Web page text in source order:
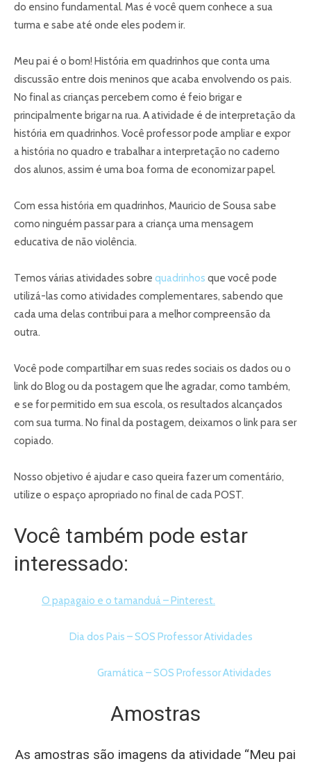
do ensino fundamental. Mas é você quem conhece a sua
turma e sabe até onde eles podem ir.
Meu pai é o bom! História em quadrinhos que conta uma
discussão entre dois meninos que acaba envolvendo os pais.
No final as crianças percebem como é feio brigar e
principalmente brigar na rua. A atividade é de interpretação da
história em quadrinhos. Você professor pode ampliar e expor
a história no quadro e trabalhar a interpretação no caderno
dos alunos, assim é uma boa forma de economizar papel.
Com essa história em quadrinhos, Mauricio de Sousa sabe
como ninguém passar para a criança uma mensagem
educativa de não violência.
Temos várias atividades sobre quadrinhos que você pode
utilizá-las como atividades complementares, sabendo que
cada uma delas contribui para a melhor compreensão da
outra.
Você pode compartilhar em suas redes sociais os dados ou o
link do Blog ou da postagem que lhe agradar, como também,
e se for permitido em sua escola, os resultados alcançados
com sua turma. No final da postagem, deixamos o link para ser
copiado.
Nosso objetivo é ajudar e caso queira fazer um comentário,
utilize o espaço apropriado no final de cada POST.
Você também pode estar
interessado:
O papagaio e o tamanduá – Pinterest.
Dia dos Pais – SOS Professor Atividades
Gramática – SOS Professor Atividades
Amostras
As amostras são imagens da atividade “Meu pai